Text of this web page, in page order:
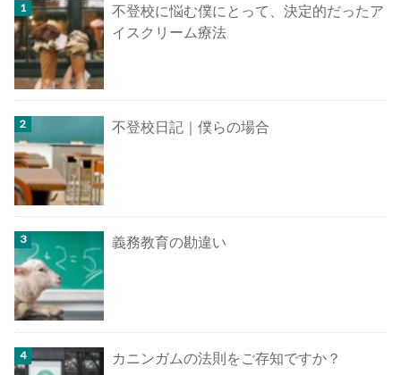
不登校に悩む僕にとって、決定的だったア
イスクリーム療法
不登校日記｜僕らの場合
義務教育の勘違い
カニンガムの法則をご存知ですか？